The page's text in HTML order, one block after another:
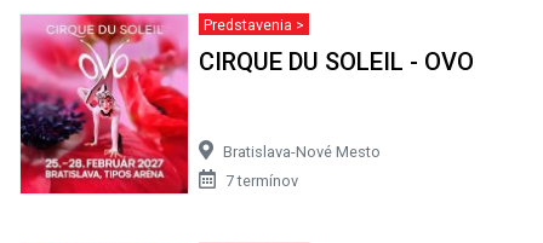
Predstavenia >
CIRQUE DU SOLEIL - OVO
Bratislava-Nové Mesto
7 termínov